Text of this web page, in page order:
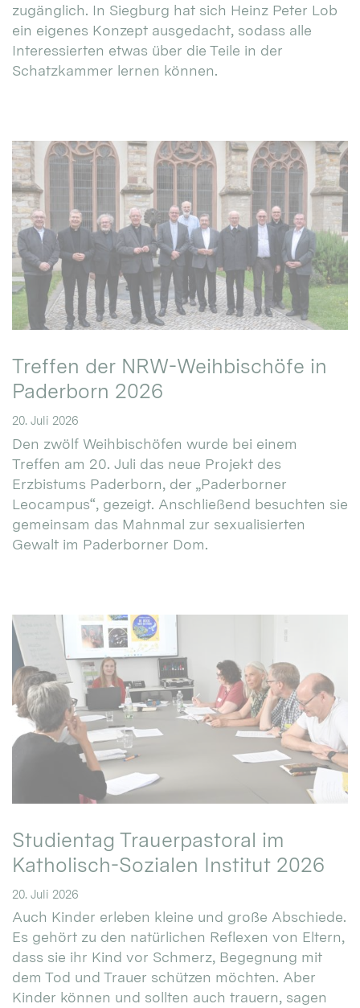
zugänglich. In Siegburg hat sich Heinz Peter Lob
ein eigenes Konzept ausgedacht, sodass alle
Interessierten etwas über die Teile in der
Schatzkammer lernen können.
Treffen der NRW-Weihbischöfe in
Paderborn 2026
20. Juli 2026
Den zwölf Weihbischöfen wurde bei einem
Treffen am 20. Juli das neue Projekt des
Erzbistums Paderborn, der „Paderborner
Leocampus“, gezeigt. Anschließend besuchten sie
gemeinsam das Mahnmal zur sexualisierten
Gewalt im Paderborner Dom.
Studientag Trauerpastoral im
Katholisch-Sozialen Institut 2026
20. Juli 2026
Auch Kinder erleben kleine und große Abschiede.
Es gehört zu den natürlichen Reflexen von Eltern,
dass sie ihr Kind vor Schmerz, Begegnung mit
dem Tod und Trauer schützen möchten. Aber
Kinder können und sollten auch trauern, sagen